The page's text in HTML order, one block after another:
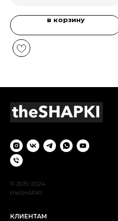
в корзину
© 2015-2024
theSHAPKI
КЛИЕНТАМ